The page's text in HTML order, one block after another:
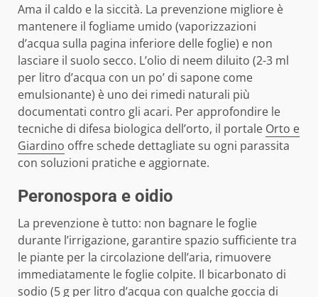
Ama il caldo e la siccità. La prevenzione migliore è
mantenere il fogliame umido (vaporizzazioni
d’acqua sulla pagina inferiore delle foglie) e non
lasciare il suolo secco. L’olio di neem diluito (2-3 ml
per litro d’acqua con un po’ di sapone come
emulsionante) è uno dei rimedi naturali più
documentati contro gli acari. Per approfondire le
tecniche di difesa biologica dell’orto, il portale Orto e
Giardino offre schede dettagliate su ogni parassita
con soluzioni pratiche e aggiornate.
Peronospora e oidio
La prevenzione è tutto: non bagnare le foglie
durante l’irrigazione, garantire spazio sufficiente tra
le piante per la circolazione dell’aria, rimuovere
immediatamente le foglie colpite. Il bicarbonato di
sodio (5 g per litro d’acqua con qualche goccia di